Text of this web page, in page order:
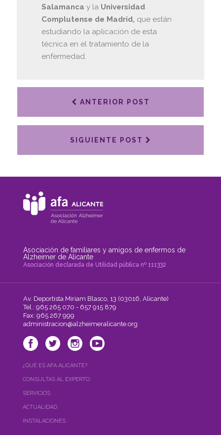
Salamanca y la Universidad
Complutense de Madrid, que están
estudiando la aplicación de esta
técnica en el tratamiento de la
enfermedad.
ANTERIOR POST
SIGUIENTE POST
Asociación de familiares y amigos de enfermos de
Alzheimer de Alicante
Asociación declarada de Utilidad pública nº 111332
Av. Deportista Miriam Blasco, 13 (03016, Alicante)
Tel.: 965 265 070 - 657 915 879
Fax: 965 267 999
administracion@alzheimeralicante.org
¿QUÉ ES AFA ALICANTE?
CONSULTAS AL EXPERTO
SERVICIOS
ACTUALIDAD
INSTALACIONES